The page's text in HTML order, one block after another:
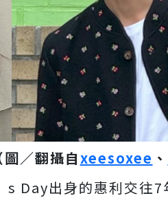
／翻攝自xeesoxee 、
Day出身的惠利交往7